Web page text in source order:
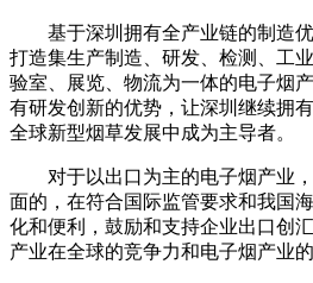
基于深圳拥有全产业链的制造
打造集生产制造、研发、检测、工
验室、展览、物流为一体的电子烟
有研发创新的优势，让深圳继续拥
全球新型烟草发展中成为主导者。
对于以出口为主的电子烟产业
面的，在符合国际监管要求和我国
化和便利，鼓励和支持企业出口创
产业在全球的竞争力和电子烟产业的